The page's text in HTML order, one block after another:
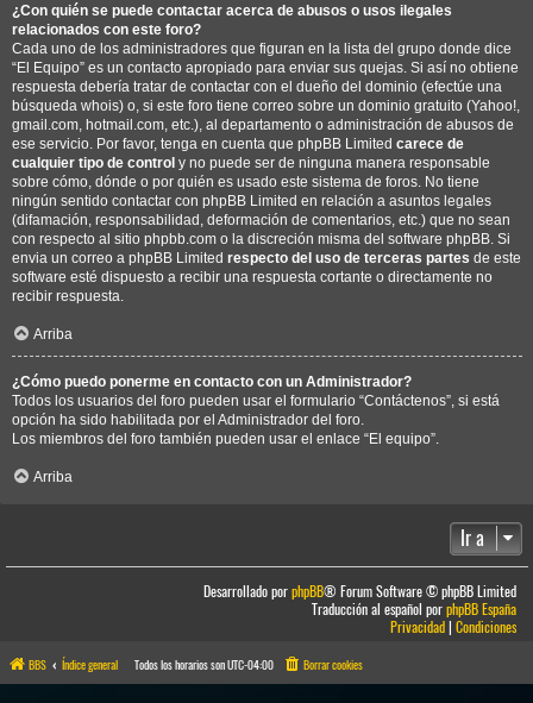
¿Con quién se puede contactar acerca de abusos o usos ilegales
relacionados con este foro?
Cada uno de los administradores que figuran en la lista del grupo donde dice
“El Equipo” es un contacto apropiado para enviar sus quejas. Si así no obtiene
respuesta debería tratar de contactar con el dueño del dominio (efectúe una
búsqueda whois) o, si este foro tiene correo sobre un dominio gratuito (Yahoo!,
gmail.com, hotmail.com, etc.), al departamento o administración de abusos de
ese servicio. Por favor, tenga en cuenta que phpBB Limited carece de
cualquier tipo de control y no puede ser de ninguna manera responsable
sobre cómo, dónde o por quién es usado este sistema de foros. No tiene
ningún sentido contactar con phpBB Limited en relación a asuntos legales
(difamación, responsabilidad, deformación de comentarios, etc.) que no sean
con respecto al sitio phpbb.com o la discreción misma del software phpBB. Si
envia un correo a phpBB Limited respecto del uso de terceras partes de este
software esté dispuesto a recibir una respuesta cortante o directamente no
recibir respuesta.
Arriba
¿Cómo puedo ponerme en contacto con un Administrador?
Todos los usuarios del foro pueden usar el formulario “Contáctenos”, si está
opción ha sido habilitada por el Administrador del foro.
Los miembros del foro también pueden usar el enlace “El equipo”.
Arriba
Ir a
Desarrollado porphpBB® Forum Software © phpBB Limited
Traducción al español porphpBB España
Privacidad|Condiciones
BBS Índice general Todos los horarios sonUTC-04:00 Borrar cookies